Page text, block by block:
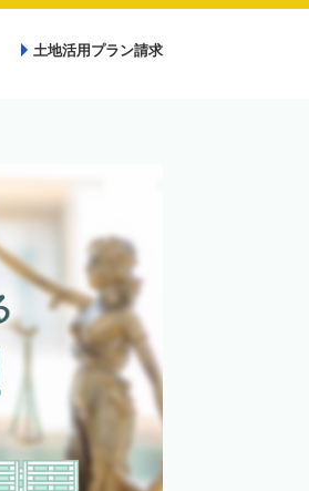
土地活用プラン請求